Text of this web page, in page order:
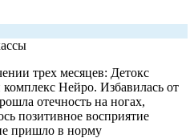
трех месяцев: Детокс
Нейро. Избавилась от
отечность на ногах,
позитивное восприятие
пришло в норму